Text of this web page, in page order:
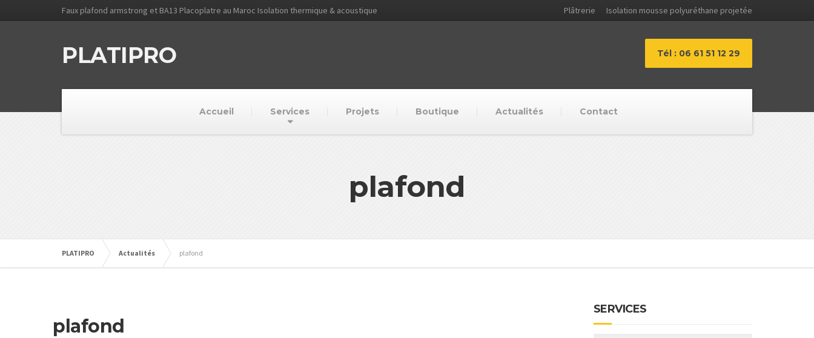
Faux plafond armstrong et BA13 Placoplatre au Maroc Isolation thermique & acoustique Plâtrerie Isolation mousse polyuréthane projetée
PLATIPRO Tél : 06 61 51 12 29
Accueil Services Projets Boutique Actualités Contact
plafond
PLATIPRO Actualités plafond
plafond
SERVICES